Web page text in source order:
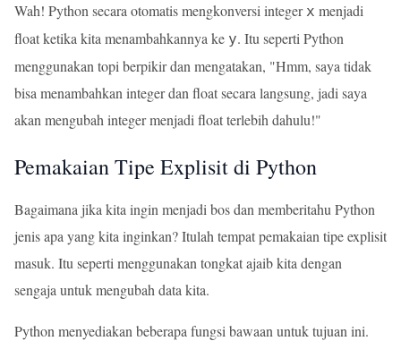
Wah! Python secara otomatis mengkonversi integer x menjadi
float ketika kita menambahkannya ke y. Itu seperti Python
menggunakan topi berpikir dan mengatakan, "Hmm, saya tidak
bisa menambahkan integer dan float secara langsung, jadi saya
akan mengubah integer menjadi float terlebih dahulu!"
Pemakaian Tipe Explisit di Python
Bagaimana jika kita ingin menjadi bos dan memberitahu Python
jenis apa yang kita inginkan? Itulah tempat pemakaian tipe explisit
masuk. Itu seperti menggunakan tongkat ajaib kita dengan
sengaja untuk mengubah data kita.
Python menyediakan beberapa fungsi bawaan untuk tujuan ini.